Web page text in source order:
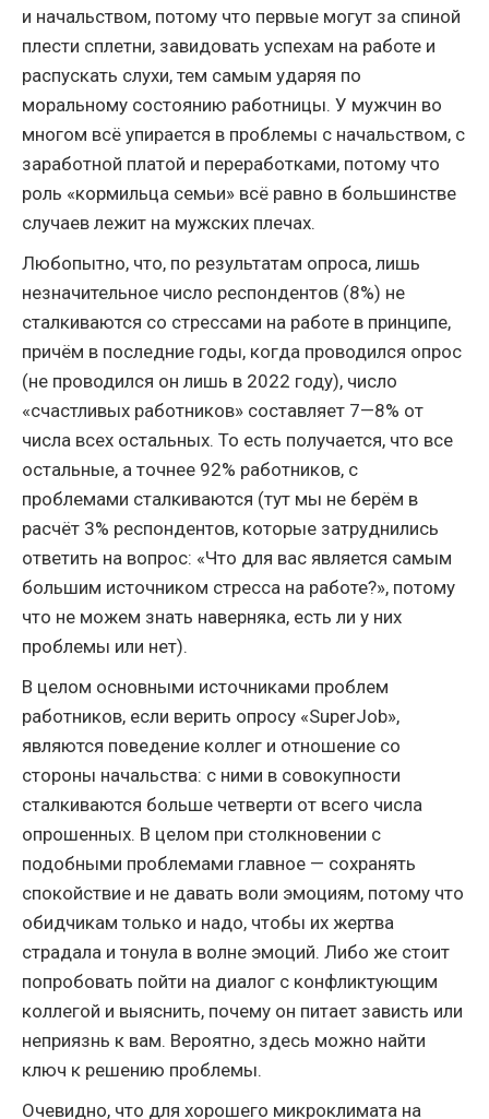
и начальством, потому что первые могут за спиной
плести сплетни, завидовать успехам на работе и
распускать слухи, тем самым ударяя по
моральному состоянию работницы. У мужчин во
многом всё упирается в проблемы с начальством, с
заработной платой и переработками, потому что
роль «кормильца семьи» всё равно в большинстве
случаев лежит на мужских плечах.
Любопытно, что, по результатам опроса, лишь
незначительное число респондентов (8%) не
сталкиваются со стрессами на работе в принципе,
причём в последние годы, когда проводился опрос
(не проводился он лишь в 2022 году), число
«счастливых работников» составляет 7—8% от
числа всех остальных. То есть получается, что все
остальные, а точнее 92% работников, с
проблемами сталкиваются (тут мы не берём в
расчёт 3% респондентов, которые затруднились
ответить на вопрос: «Что для вас является самым
большим источником стресса на работе?», потому
что не можем знать наверняка, есть ли у них
проблемы или нет).
В целом основными источниками проблем
работников, если верить опросу «SuperJob»,
являются поведение коллег и отношение со
стороны начальства: с ними в совокупности
сталкиваются больше четверти от всего числа
опрошенных. В целом при столкновении с
подобными проблемами главное — сохранять
спокойствие и не давать воли эмоциям, потому что
обидчикам только и надо, чтобы их жертва
страдала и тонула в волне эмоций. Либо же стоит
попробовать пойти на диалог с конфликтующим
коллегой и выяснить, почему он питает зависть или
неприязнь к вам. Вероятно, здесь можно найти
ключ к решению проблемы.
Очевидно, что для хорошего микроклимата на